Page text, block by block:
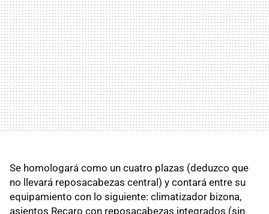
Se homologará como un cuatro plazas (deduzco que
no llevará reposacabezas central) y contará entre su
equipamiento con lo siguiente: climatizador bizona,
asientos Recaro con reposacabezas integrados (sin